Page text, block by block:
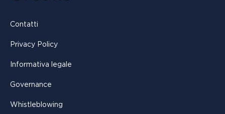
Contatti
Privacy Policy
Informativa legale
Governance
Whistleblowing